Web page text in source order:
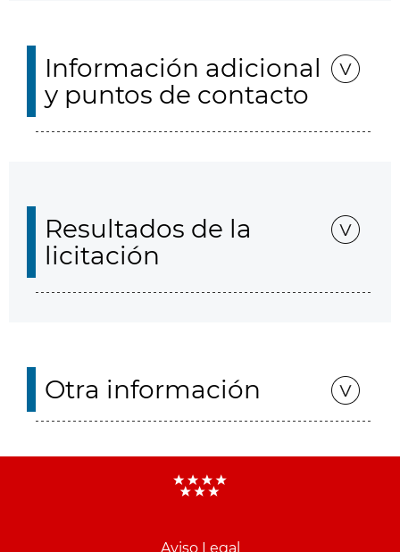
Información adicional
y puntos de contacto
Resultados de la
licitación
Otra información
Aviso Legal